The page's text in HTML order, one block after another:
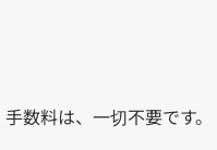
数料は、一切不要です。